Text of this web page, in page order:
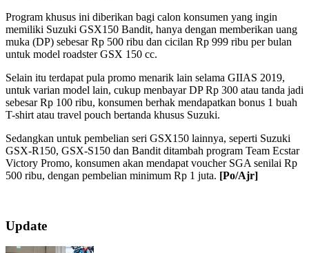
Program khusus ini diberikan bagi calon konsumen yang ingin
memiliki Suzuki GSX150 Bandit, hanya dengan memberikan uang
muka (DP) sebesar Rp 500 ribu dan cicilan Rp 999 ribu per bulan
untuk model roadster GSX 150 cc.
Selain itu terdapat pula promo menarik lain selama GIIAS 2019,
untuk varian model lain, cukup menbayar DP Rp 300 atau tanda jadi
sebesar Rp 100 ribu, konsumen berhak mendapatkan bonus 1 buah
T-shirt atau travel pouch bertanda khusus Suzuki.
Sedangkan untuk pembelian seri GSX150 lainnya, seperti Suzuki
GSX-R150, GSX-S150 dan Bandit ditambah program Team Ecstar
Victory Promo, konsumen akan mendapat voucher SGA senilai Rp
500 ribu, dengan pembelian minimum Rp 1 juta. [Po/Ajr]
2019-
07-
17
Update